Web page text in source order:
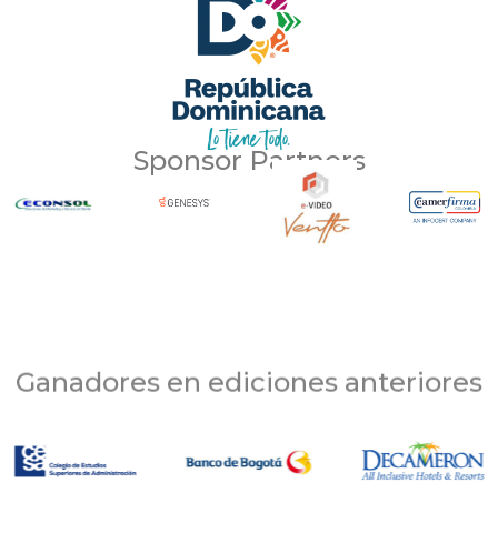
Sponsor Partners
Ganadores en ediciones anteriores